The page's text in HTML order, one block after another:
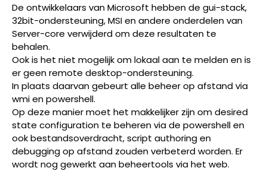
De ontwikkelaars van Microsoft hebben de gui-stack,
32bit-ondersteuning, MSI en andere onderdelen van
Server-core verwijderd om deze resultaten te
behalen.
Ook is het niet mogelijk om lokaal aan te melden en is
er geen remote desktop-ondersteuning.
In plaats daarvan gebeurt alle beheer op afstand via
wmi en powershell.
Op deze manier moet het makkelijker zijn om desired
state configuration te beheren via de powershell en
ook bestandsoverdracht, script authoring en
debugging op afstand zouden verbeterd worden. Er
wordt nog gewerkt aan beheertools via het web.